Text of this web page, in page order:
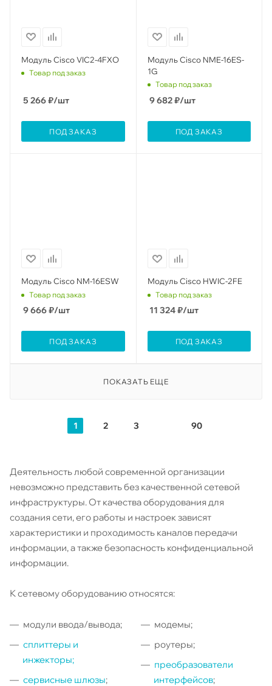
Модуль Cisco VIC2-4FXO
Товар под заказ
5 266₽/шт
ПОД ЗАКАЗ
Модуль Cisco NME-16ES-
1G
Товар под заказ
9 682₽/шт
ПОД ЗАКАЗ
Модуль Cisco NM-16ESW
Товар под заказ
9 666₽/шт
ПОД ЗАКАЗ
Модуль Cisco HWIC-2FE
Товар под заказ
11 324₽/шт
ПОД ЗАКАЗ
ПОКАЗАТЬ ЕЩЕ
1 2 3 90
Деятельность любой современной организации
невозможно представить без качественной сетевой
инфраструктуры. От качества оборудования для
создания сети, его работы и настроек зависят
характеристики и проходимость каналов передачи
информации, а также безопасность конфиденциальной
информации.
К сетевому оборудованию относятся:
модули ввода/вывода;
сплиттеры и
инжекторы;
сервисные шлюзы;
модемы;
роутеры;
преобразователи
интерфейсов;